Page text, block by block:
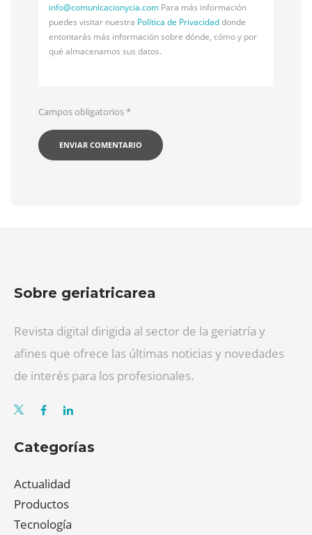
info@comunicacionycia.com Para más información
puedes visitar nuestra Política de Privacidaddonde
entontarás más información sobre dónde, cómo y por
qué almacenamos sus datos.
Campos obligatorios*
Sobre geriatricarea
Revista digital dirigida al sector de la geriatría y
afines que ofrece las últimas noticias y novedades
de interés para los profesionales.
Categorías
Actualidad
Productos
Tecnología